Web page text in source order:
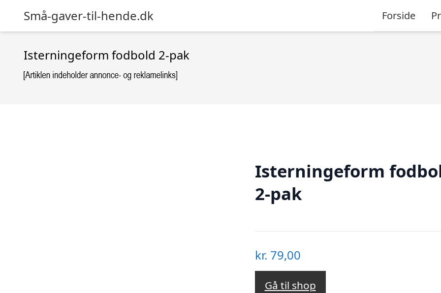
Små-gaver-til-hende.dk Forside
Isterningeform fodbold 2-pak
Isterningeform
2-pak
kr. 79,00
Gå til shop